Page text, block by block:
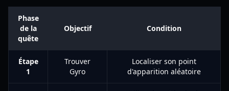
Phase
de la
quête
Objectif Condition
Étape
1
Trouver
Gyro
Localiser son point
d'apparition aléatoire